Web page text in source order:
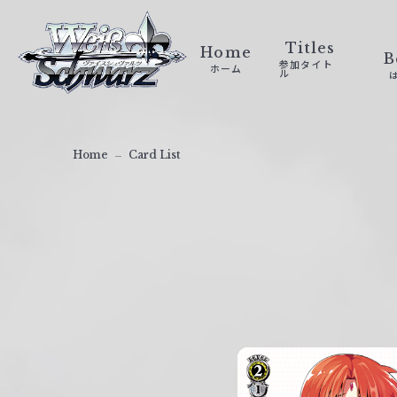
ァ
Home
ホーム
Titles
参加タイト
ル
Home Card List